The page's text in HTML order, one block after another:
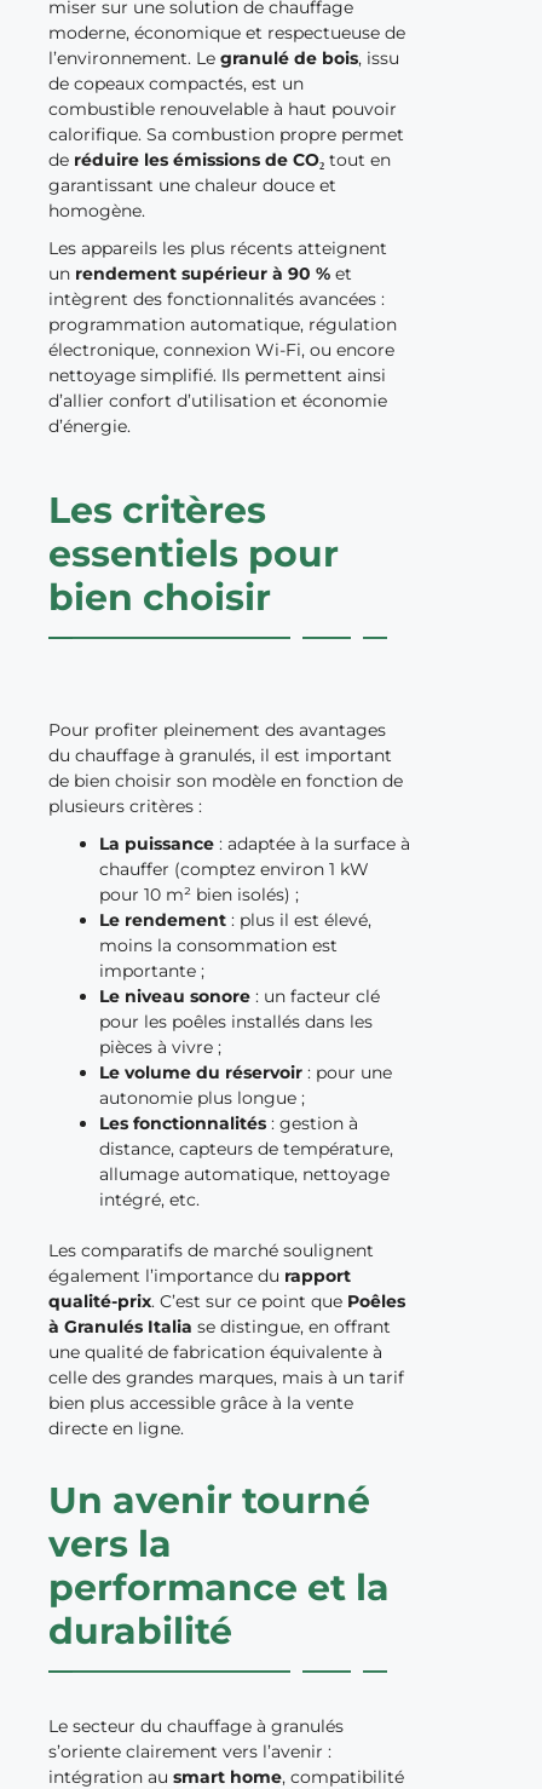
miser sur une solution de chauffage
moderne, économique et respectueuse de
l’environnement. Le granulé de bois, issu
de copeaux compactés, est un
combustible renouvelable à haut pouvoir
calorifique. Sa combustion propre permet
de réduire les émissions de CO₂ tout en
garantissant une chaleur douce et
homogène.
Les appareils les plus récents atteignent
un rendement supérieur à 90 % et
intègrent des fonctionnalités avancées :
programmation automatique, régulation
électronique, connexion Wi-Fi, ou encore
nettoyage simplifié. Ils permettent ainsi
d’allier confort d’utilisation et économie
d’énergie.
Les critères
essentiels pour
bien choisir
Pour profiter pleinement des avantages
du chauffage à granulés, il est important
de bien choisir son modèle en fonction de
plusieurs critères :
La puissance : adaptée à la surface à
chauffer (comptez environ 1 kW
pour 10 m² bien isolés) ;
Le rendement : plus il est élevé,
moins la consommation est
importante ;
Le niveau sonore : un facteur clé
pour les poêles installés dans les
pièces à vivre ;
Le volume du réservoir : pour une
autonomie plus longue ;
Les fonctionnalités : gestion à
distance, capteurs de température,
allumage automatique, nettoyage
intégré, etc.
Les comparatifs de marché soulignent
également l’importance du rapport
qualité-prix. C’est sur ce point que Poêles
à Granulés Italia se distingue, en offrant
une qualité de fabrication équivalente à
celle des grandes marques, mais à un tarif
bien plus accessible grâce à la vente
directe en ligne.
Un avenir tourné
vers la
performance et la
durabilité
Le secteur du chauffage à granulés
s’oriente clairement vers l’avenir :
intégration au smart home, compatibilité